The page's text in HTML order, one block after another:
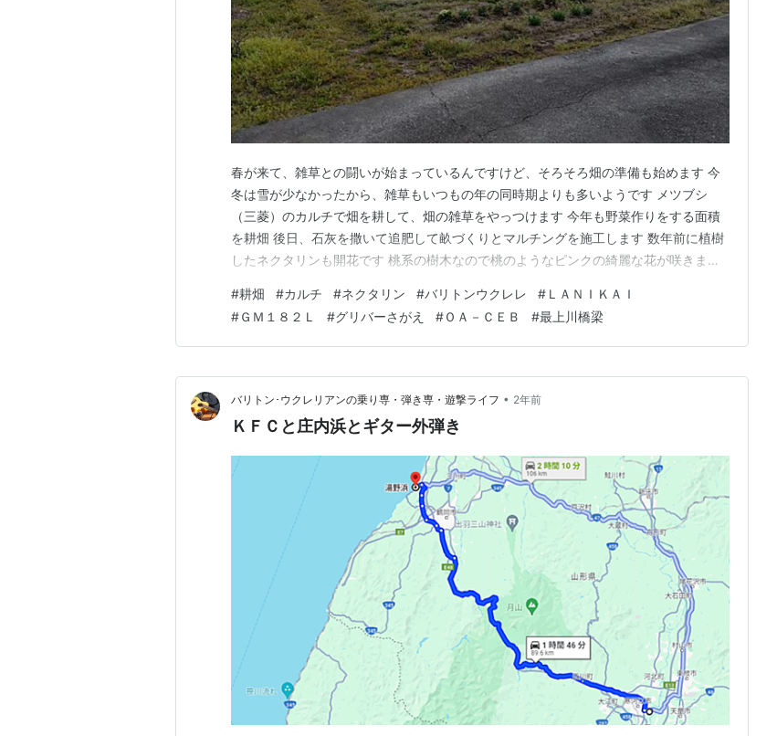
春が来て、雑草との闘いが始まっているんですけど、そろそろ畑の準備も始めます 今
冬は雪が少なかったから、雑草もいつもの年の同時期よりも多いようです メツブシ
（三菱）のカルチで畑を耕して、畑の雑草をやっつけます 今年も野菜作りをする面積
を耕畑 後日、石灰を撒いて追肥して畝づくりとマルチングを施工します 数年前に植樹
したネクタリンも開花です 桃系の樹木なので桃のようなピンクの綺麗な花が咲きます
ぱり、水が張ってあるグリバーはいいなぁ（昨年は工事で水が無かったのよ ＪＲ左沢
（あてらざわ）線の日本最古の鉄橋をディーゼル２車両が…
#耕畑 #カルチ #ネクタリン #バリトンウクレレ # ＬＡＮＩＫＡＩ
#ＧＭ１８２Ｌ #グリバーさがえ #ＯＡ－ＣＥＢ #最上川橋梁
バリトン･ウクレリアンの乗り専・弾き専・遊撃ライフ • 2年前
ＫＦＣと庄内浜とギター外弾き